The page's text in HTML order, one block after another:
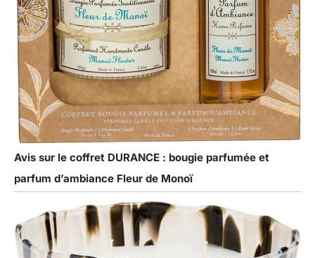
Avis sur le coffret DURANCE : bougie parfumée et
parfum d’ambiance Fleur de Monoï